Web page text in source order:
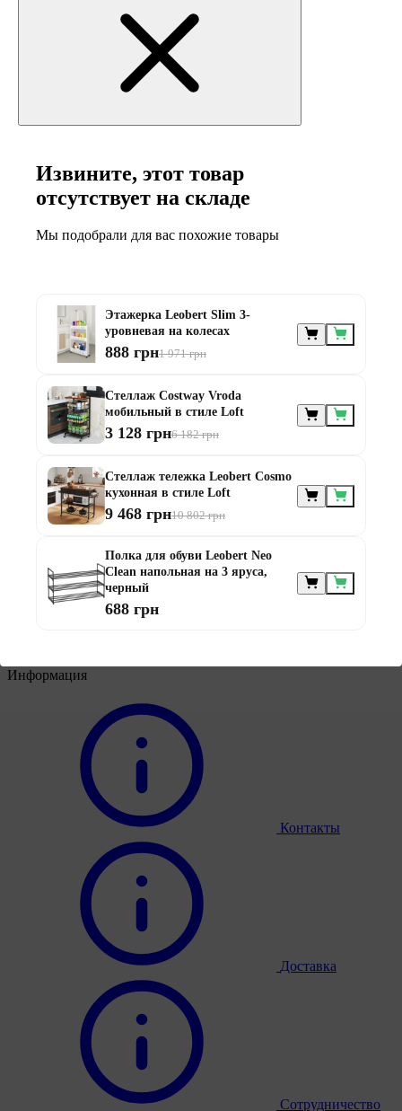
Письменные и компьютерные столы
Офисные кресла и стулья
назначению
Мебель для балконов
Мебель для беседки
Мебель для дачи
Мебель для террасы
Информация
Контакты
Доставка
Сотрудничество
Извините, этот товар
отсутствует на складе
Мы подобрали для вас похожие товары
Этажерка Leobert Slim 3-
уровневая на колесах
888 грн1 971 грн
Стеллаж Costway Vroda
мобильный в стиле Loft
3 128 грн6 182 грн
Стеллаж тележка Leobert Cosmo
кухонная в стиле Loft
9 468 грн10 802 грн
Полка для обуви Leobert Neo
Clean напольная на 3 яруса,
черный
688 грн